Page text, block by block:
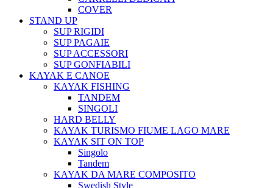
COVER
STAND UP
SUP RIGIDI
SUP PAGAIE
SUP ACCESSORI
SUP GONFIABILI
KAYAK E CANOE
KAYAK FISHING
TANDEM
SINGOLI
HARD BELLY
KAYAK TURISMO FIUME LAGO MARE
KAYAK SIT ON TOP
Singolo
Tandem
KAYAK DA MARE COMPOSITO
Swedish Style